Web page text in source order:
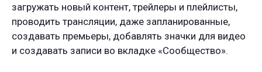
загружать новый контент, трейлеры и плейлисты,
проводить трансляции, даже запланированные,
создавать премьеры, добавлять значки для видео
и создавать записи во вкладке «Сообщество».